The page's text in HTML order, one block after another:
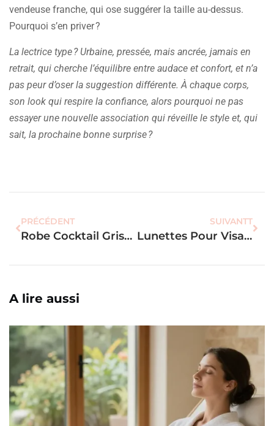
vendeuse franche, qui ose suggérer la taille au-dessus.
Pourquoi s’en priver ?
La lectrice type ? Urbaine, pressée, mais ancrée, jamais en
retrait, qui cherche l’équilibre entre audace et confort, et n’a
pas peur d’oser la suggestion différente. À chaque corps,
son look qui respire la confiance, alors pourquoi ne pas
essayer une nouvelle association qui réveille le style et, qui
sait, la prochaine bonne surprise ?
PRÉCÉDENT
Robe Cocktail Grise Pour Mariage : Les 8 Astuces Pour Sublimer Votre Tenue
SUIVANTT
Lunettes Pour Visage Rond : Quelle Forme Choisir Pour Affiner Les Traits
A lire aussi